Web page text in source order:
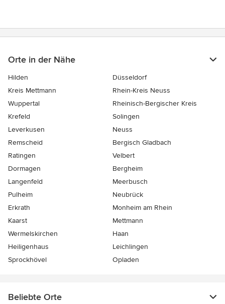
Orte in der Nähe
Hilden
Düsseldorf
Kreis Mettmann
Rhein-Kreis Neuss
Wuppertal
Rheinisch-Bergischer Kreis
Krefeld
Solingen
Leverkusen
Neuss
Remscheid
Bergisch Gladbach
Ratingen
Velbert
Dormagen
Bergheim
Langenfeld
Meerbusch
Pulheim
Neubrück
Erkrath
Monheim am Rhein
Kaarst
Mettmann
Wermelskirchen
Haan
Heiligenhaus
Leichlingen
Sprockhövel
Opladen
Beliebte Orte